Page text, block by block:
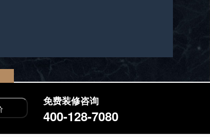
免费装修咨询
400-128-7080